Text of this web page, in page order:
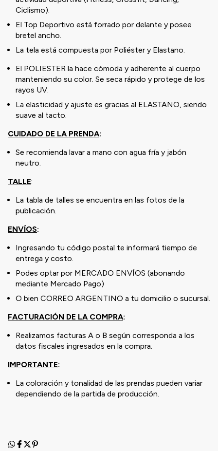
Ciclismo).
El Top Deportivo está forrado por delante y posee
bretel ancho.
La tela está compuesta por Poliéster y Elastano.
El POLIESTER la hace cómoda y adherente al cuerpo
manteniendo su color. Se seca rápido y protege de los
rayos UV.
La elasticidad y ajuste es gracias al ELASTANO, siendo
suave al tacto.
CUIDADO DE LA PRENDA:
Se recomienda lavar a mano con agua fría y jabón
neutro.
TALLE:
La tabla de talles se encuentra en las fotos de la
publicación.
ENVÍOS:
Ingresando tu código postal te informará tiempo de
entrega y costo.
Podes optar por MERCADO ENVÍOS (abonando
mediante Mercado Pago)
O bien CORREO ARGENTINO a tu domicilio o sucursal.
FACTURACIÓN DE LA COMPRA:
Realizamos facturas A o B según corresponda a los
datos fiscales ingresados en la compra.
IMPORTANTE:
La coloración y tonalidad de las prendas pueden variar
dependiendo de la partida de producción.